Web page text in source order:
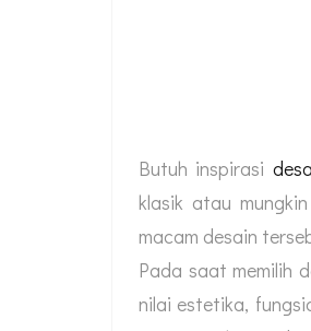
Butuh inspirasi
klasik atau
macam desain
Pada saat memilih
nilai estetika,